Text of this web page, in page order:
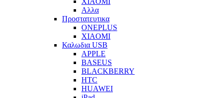
Αλλα
Προστατευτικα
ONEPLUS
XIAOMI
Καλωδια USB
APPLE
BASEUS
BLACKBERRY
HTC
HUAWEI